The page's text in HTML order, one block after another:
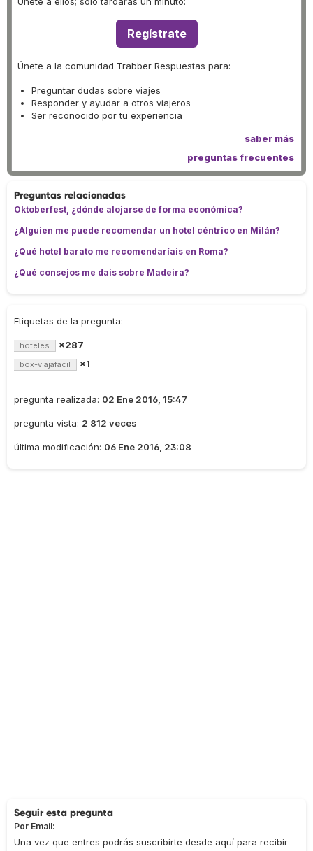
Regístrate
Únete a la comunidad Trabber Respuestas para:
Preguntar dudas sobre viajes
Responder y ayudar a otros viajeros
Ser reconocido por tu experiencia
saber más
preguntas frecuentes
Preguntas relacionadas
Oktoberfest, ¿dónde alojarse de forma económica?
¿Alguien me puede recomendar un hotel céntrico en Milán?
¿Qué hotel barato me recomendaríais en Roma?
¿Qué consejos me dais sobre Madeira?
Etiquetas de la pregunta:
hoteles ×287
box-viajafacil ×1
pregunta realizada: 02 Ene 2016, 15:47
pregunta vista: 2 812 veces
última modificación: 06 Ene 2016, 23:08
Seguir esta pregunta
Por Email:
Una vez que entres podrás suscribirte desde aquí para recibir